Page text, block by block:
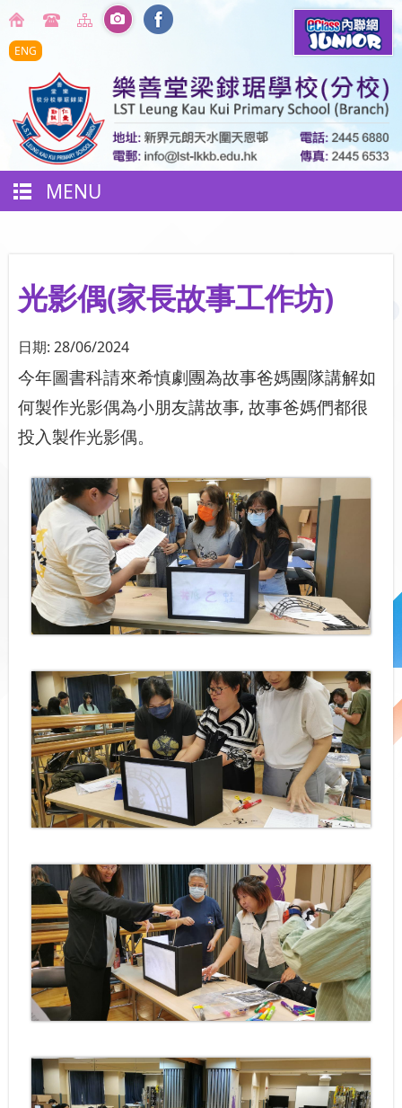
ENG
MENU
光影偶(家長故事工作坊)
日期: 28/06/2024
今年圖書科請來希慎劇團為故事爸媽團隊講解如
何製作光影偶為小朋友講故事, 故事爸媽們都很
投入製作光影偶。